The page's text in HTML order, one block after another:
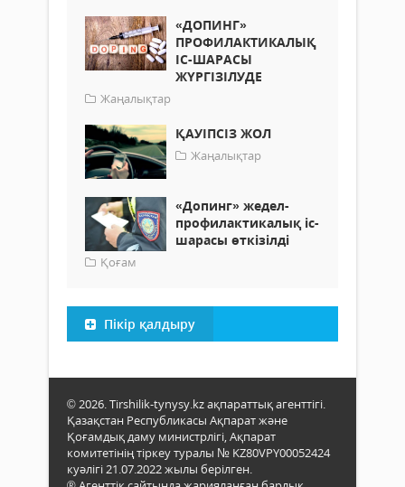
«ДОПИНГ»
ПРОФИЛАКТИКАЛЫҚ
ІС-ШАРАСЫ
ЖҮРГІЗІЛУДЕ
Жаңалықтар
ҚАУІПСІЗ ЖОЛ
Жаңалықтар
«Допинг» жедел-
профилактикалық іс-
шарасы өткізілді
Қоғам
Пікір қалдыру
© 2026. Tirshilik-tynysy.kz ақпараттық агенттігі.
Қазақстан Республикасы Ақпарат және
Қоғамдық даму министрлігі, Ақпарат
комитетінің тіркеу туралы № KZ80VPY00052424
куәлігі 21.07.2022 жылы берілген.